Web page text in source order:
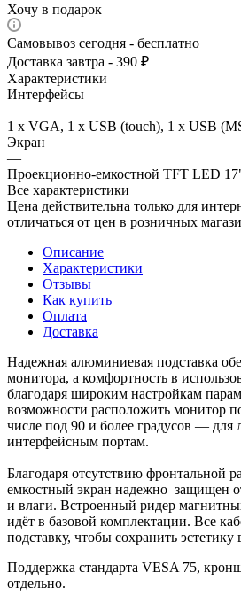
Хочу в подарок
Самовывоз сегодня - бесплатно
Доставка завтра - 390 ₽
Характеристики
Интерфейсы
—
1 x VGA, 1 х USB (touch), 1 х USB
Экран
—
Проекционно-емкостной TFT LED
Все характеристики
Цена действительна только для
отличаться от цен в розничных
Описание
Характеристики
Отзывы
Как купить
Оплата
Доставка
Надежная алюминиевая подставка
монитора, а комфортность в
благодаря широким настройкам
возможности расположить монитор
числе под 90 и более градусов — для
интерфейсным портам.
Благодаря отсутствию фронтальной
емкостный экран надежно защищен
и влаги. Встроенный ридер
идёт в базовой комплектации. Все
подставку, чтобы сохранить
Поддержка стандарта VESA 75,
отдельно.